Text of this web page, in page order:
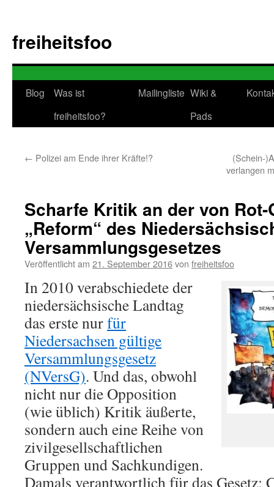
springen
freiheitsfoo
Blog
Was ist
freiheitsfoo?
Mailingliste Wiki &
Pads
← Polizei am Ende ihrer Kräfte!?
(Schein-
verlangen
Scharfe Kritik an der von
„Reform“ des
Versammlungsgesetzes
Veröffentlicht am 21. September 2016von freiheitsfoo
In 2010 verabschiedete der
niedersächsische Landtag
das erste nurfür
Niedersachsen gültige
Versammlungsgesetz
(NVersG). Und das, obwohl
nicht nur die Opposition
(wie üblich) Kritik äußerte,
sondern auch eine Reihe von
zivilgesellschaftlichen
Gruppen und Sachkundigen.
Damals verantwortlich für das Gesetz: